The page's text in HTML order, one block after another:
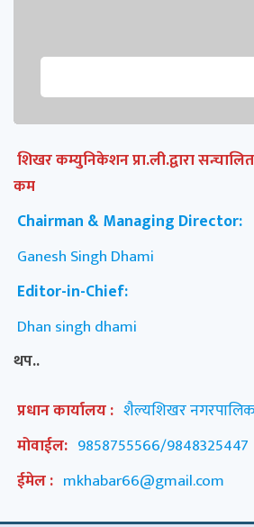
शिखर कम्युनिकेशन प्रा.ली.द्वारा
कम
Chairman & Managing Director:
Ganesh Singh Dhami
Editor-in-Chief:
Dhan singh dhami
थप..
प्रधान कार्यालय : शैल्यशिखर
मोवाईल: 9858755566/9848325447
ईमेल : mkhabar66@gmail.com